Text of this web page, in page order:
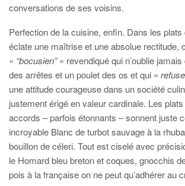
conversations de ses voisins.
Perfection de la cuisine, enfin. Dans les
éclate une maîtrise et une absolue rectitude,
« “bocusien”» revendiqué qui n’oublie jamais
des arrêtes et un poulet des os et qui «
une attitude courageuse dans un société
justement érigé en valeur cardinale. Les
accords – parfois étonnants – sonnent juste
incroyable Blanc de turbot sauvage à la
bouillon de céleri. Tout est ciselé avec
le Homard bleu breton et coques, gnocchis
pois à la française on ne peut qu’adhérer au